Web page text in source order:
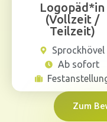
Logopäd*in
(Vollzeit /
Teilzeit)
Sprockhövel
Ab sofort
Zum